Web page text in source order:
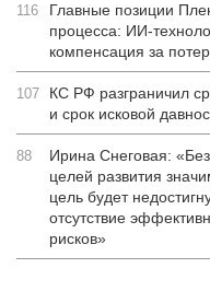
116
Главные позиции
процесса: ИИ-
компенсация за
107
КС РФ разграничил
и срок исковой
88
Ирина Снеговая:
целей развития
цель будет
отсутствие
рисков»